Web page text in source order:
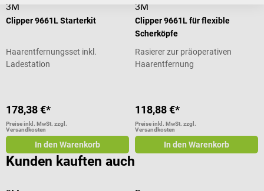
3M
Clipper 9661L Starterkit
Haarentfernungsset inkl.
Ladestation
178,38 €*
Preise inkl. MwSt. zzgl.
Versandkosten
In den Warenkorb
3M
Clipper 9661L für flexible
Scherköpfe
Rasierer zur präoperativen
Haarentfernung
118,88 €*
Preise inkl. MwSt. zzgl.
Versandkosten
In den Warenkorb
Kunden kauften auch